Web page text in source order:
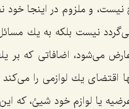
و ملزوم در اینجا
نیست بلكه به یك
مى‌شود، اضافاتى كه بر
یك لوازمى را مى‌كند
یا لوازم خود شیئ، كه